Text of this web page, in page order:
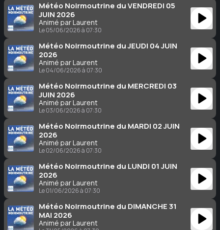
Météo Noirmoutrine du VENDREDI 05
JUIN 2026
Animé par Laurent
Le 05/06/2026 à 07:30
Météo Noirmoutrine du JEUDI 04 JUIN
2026
Animé par Laurent
Le 04/06/2026 à 07:30
Météo Noirmoutrine du MERCREDI 03
JUIN 2026
Animé par Laurent
Le 03/06/2026 à 07:30
Météo Noirmoutrine du MARDI 02 JUIN
2026
Animé par Laurent
Le 02/06/2026 à 07:30
Météo Noirmoutrine du LUNDI 01 JUIN
2026
Animé par Laurent
Le 01/06/2026 à 07:30
Météo Noirmoutrine du DIMANCHE 31
MAI 2026
Animé par Laurent